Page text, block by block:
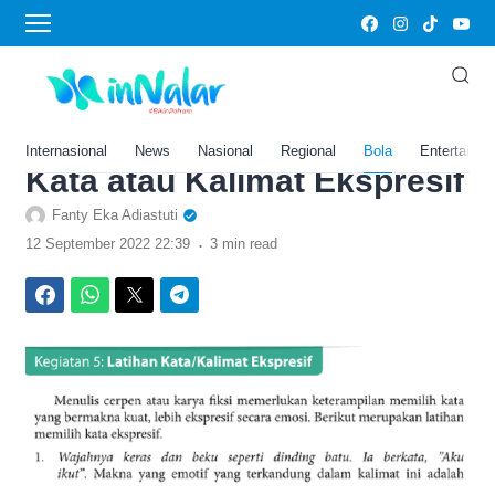
Internasional News Nasional Regional Bola
Home›Bola
Kunci Jawaban Bahasa
Indonesia Kelas 9 Halaman
77 78 Kegiatan 5: Latihan
Kata atau Kalimat Ekspresif
Fanty Eka Adiastuti
12 September 2022 22:39 . 3 min read